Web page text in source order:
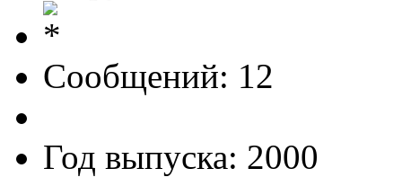
Сообщений: 12
Год выпуска: 2000